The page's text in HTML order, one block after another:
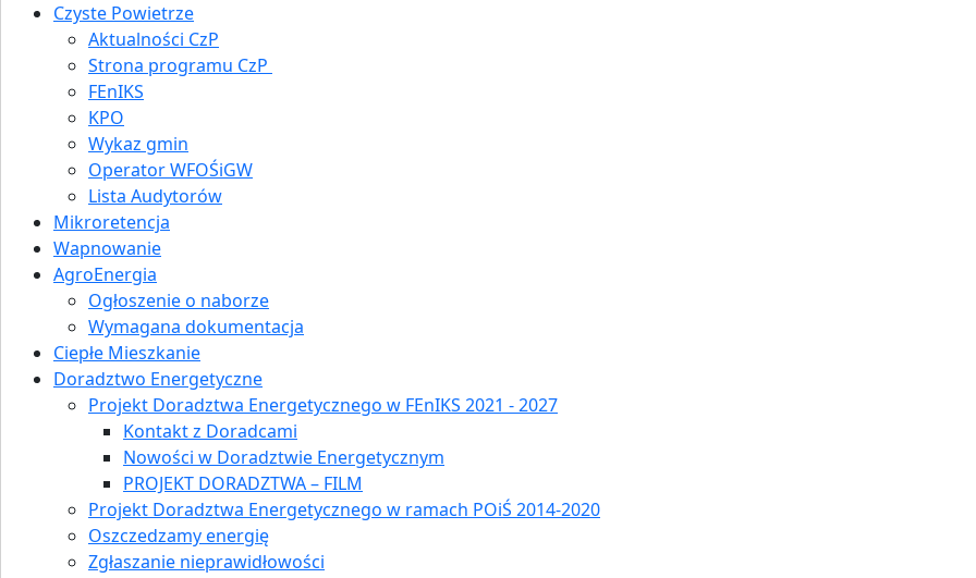
Czyste Powietrze
Aktualności CzP
Strona programu CzP
FEnIKS
KPO
Wykaz gmin
Operator WFOŚiGW
Lista Audytorów
Mikroretencja
Wapnowanie
AgroEnergia
Ogłoszenie o naborze
Wymagana dokumentacja
Ciepłe Mieszkanie
Doradztwo Energetyczne
Projekt Doradztwa Energetycznego w FEnIKS 2021 - 2027
Kontakt z Doradcami
Nowości w Doradztwie Energetycznym
PROJEKT DORADZTWA – FILM
Projekt Doradztwa Energetycznego w ramach POiŚ 2014-2020
Oszczedzamy energię
Zgłaszanie nieprawidłowości